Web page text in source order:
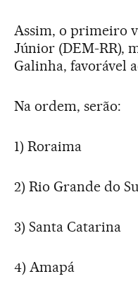
Assim, o primeiro
Júnior (DEM-RR),
Galinha, favorável
Na ordem, serão:
1) Roraima
2) Rio Grande do
3) Santa Catarina
4) Amapá